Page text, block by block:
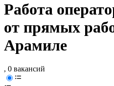
Работа
от прямых
Арамиле
, 0 вакансий